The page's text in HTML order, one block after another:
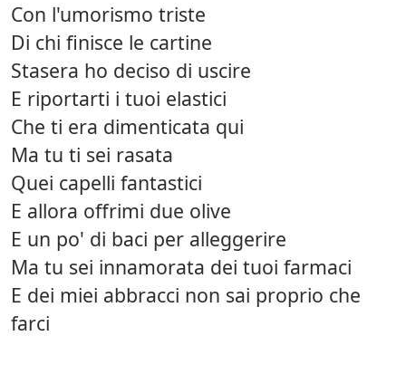
Con l'umorismo triste
Di chi finisce le cartine
Stasera ho deciso di uscire
E riportarti i tuoi elastici
Che ti era dimenticata qui
Ma tu ti sei rasata
Quei capelli fantastici
E allora offrimi due olive
E un po' di baci per alleggerire
Ma tu sei innamorata dei tuoi farmaci
E dei miei abbracci non sai proprio che
farci